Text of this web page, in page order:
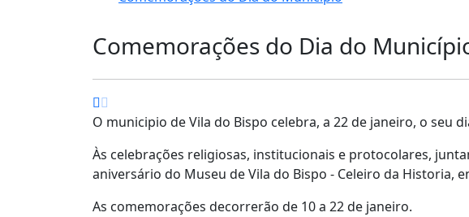
Comemorações do Dia do
O municipio de Vila do Bispo celebra, a 22 de janeiro, o seu
Às celebrações religiosas, institucionais e protocolares,
aniversário do Museu de Vila do Bispo - Celeiro da Historia,
As comemorações decorrerão de 10 a 22 de janeiro.